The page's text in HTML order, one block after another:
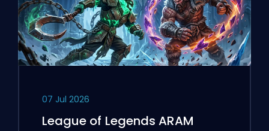
07 Jul 2026
League of Legends ARAM